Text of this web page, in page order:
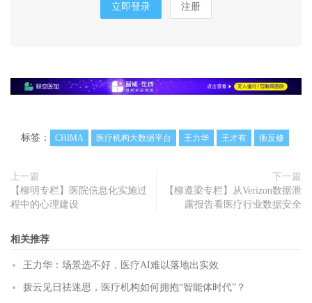
立即登录 注册
标签： CHIMA 医疗机构大数据平台 王力华 王才有 衡反修
上一篇
【柳明专栏】医院信息化实施过
程中的心理建设
下一篇
【柳遵梁专栏】从Verizon数据泄
露报告看医疗行业数据安全
相关推荐
王力华：场景选不好，医疗AI难以落地出实效
拨云见日祛迷思，医疗机构如何拥抱“智能体时代”？